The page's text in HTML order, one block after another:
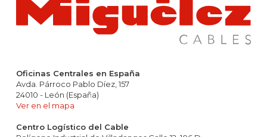
Oficinas Centrales en España
Avda. Párroco Pablo Díez, 157
24010 - León (España)
Ver en el mapa
Centro Logístico del Cable